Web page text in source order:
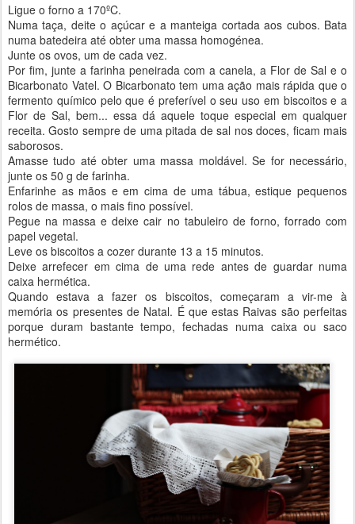
Ligue o forno a 170ºC.
Numa taça, deite o açúcar e a manteiga cortada aos cubos. Bata
numa batedeira até obter uma massa homogénea.
Junte os ovos, um de cada vez.
Por fim, junte a farinha peneirada com a canela, a Flor de Sal e o
Bicarbonato Vatel. O Bicarbonato tem uma ação mais rápida que o
fermento químico pelo que é preferível o seu uso em biscoitos e a
Flor de Sal, bem... essa dá aquele toque especial em qualquer
receita. Gosto sempre de uma pitada de sal nos doces, ficam mais
saborosos.
Amasse tudo até obter uma massa moldável. Se for necessário,
junte os 50 g de farinha.
Enfarinhe as mãos e em cima de uma tábua, estique pequenos
rolos de massa, o mais fino possível.
Pegue na massa e deixe cair no tabuleiro de forno, forrado com
papel vegetal.
Leve os biscoitos a cozer durante 13 a 15 minutos.
Deixe arrefecer em cima de uma rede antes de guardar numa
caixa hermética.
Quando estava a fazer os biscoitos, começaram a vir-me à
memória os presentes de Natal. É que estas Raivas são perfeitas
porque duram bastante tempo, fechadas numa caixa ou saco
hermético.